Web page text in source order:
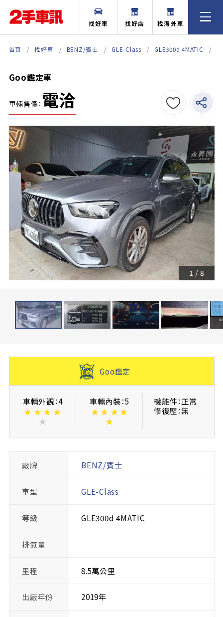
找好車 找好店 找海外車
首頁 找好車 BENZ/賓士 GLE-Class GLE300d 4MATIC
Goo鑑定車
車輛售價： 電洽
1 / 8
Goo鑑定
車輛外觀：4
★ ★ ★ ★
★
車輛內裝：5
★ ★ ★ ★
★
機能件：正常
修復歴：無
廠牌 BENZ/賓士
車型 GLE-Class
等級 GLE300d 4MATIC
排氣量
里程 8.5萬公里
出廠年份 2019年